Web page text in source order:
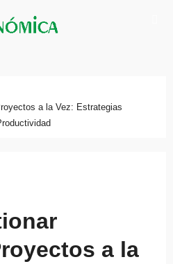
a la Vez: Estrategias
a la